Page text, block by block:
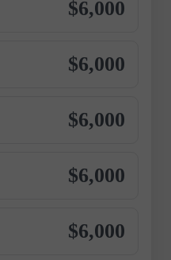
$6,000
$6,000
$6,000
$6,000
$6,000